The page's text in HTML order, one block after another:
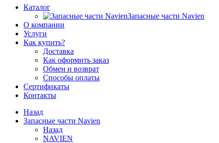
Каталог
Запасные части Navien
О компании
Услуги
Как купить?
Доставка
Как оформить заказ
Обмен и возврат
Способы оплаты
Сертификаты
Контакты
Назад
Запасные части Navien
Назад
NAVIEN